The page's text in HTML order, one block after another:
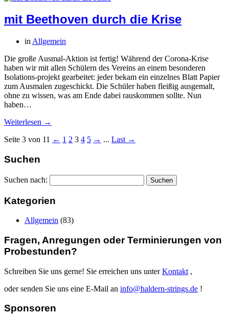
mit Beethoven durch die Krise
in Allgemein
Die große Ausmal-Aktion ist fertig! Während der Corona-Krise
haben wir mit allen Schülern des Vereins an einem besonderen
Isolations-projekt gearbeitet: jeder bekam ein einzelnes Blatt Papier
zum Ausmalen zugeschickt. Die Schüler haben fleißig ausgemalt,
ohne zu wissen, was am Ende dabei rauskommen sollte. Nun
haben…
Weiterlesen →
Seite 3 von 11 ← 1 2 3 4 5 → ... Last →
Suchen
Suchen nach:
Kategorien
Allgemein (83)
Fragen, Anregungen oder Terminierungen von
Probestunden?
Schreiben Sie uns gerne! Sie erreichen uns unterKontakt ,
oder senden Sie uns eine E-Mail an info@haldern-strings.de !
Sponsoren